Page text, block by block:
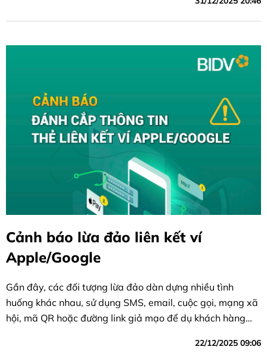
Cảnh báo lừa đảo liên kết ví
Apple/Google
Gần đây, các đối tượng lừa đảo dàn dựng nhiều tình
huống khác nhau, sử dụng SMS, email, cuộc gọi, mạng xã
hội, mã QR hoặc đường link giả mạo để dụ khách hàng
CVV) hoặc mã OTP xác thực, nhằm liên kết trái phép với
22/12/2025 09:06